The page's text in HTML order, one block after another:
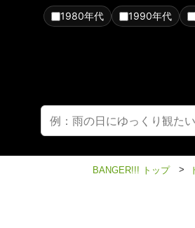
1980年代 1990年代
BANGER!!! トップ >